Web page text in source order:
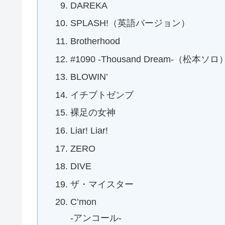
DAREKA
SPLASH!（英語バージョン）
Brotherhood
#1090 -Thousand Dream-（松本ソロ
BLOWIN’
イチブトゼンブ
裸足の女神
Liar! Liar!
ZERO
DIVE
ザ・マイスター
C’mon
-アンコール-